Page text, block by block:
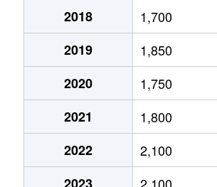
北１２条東
2,300万円
北１３条東
3,800万円
北１３条東
2,100万円
北１４条東
1,700万円
北１５条東
2,100万円
2018
1,700
2019
1,850
2020
1,750
2021
1,800
2022
2,100
2023
2,100